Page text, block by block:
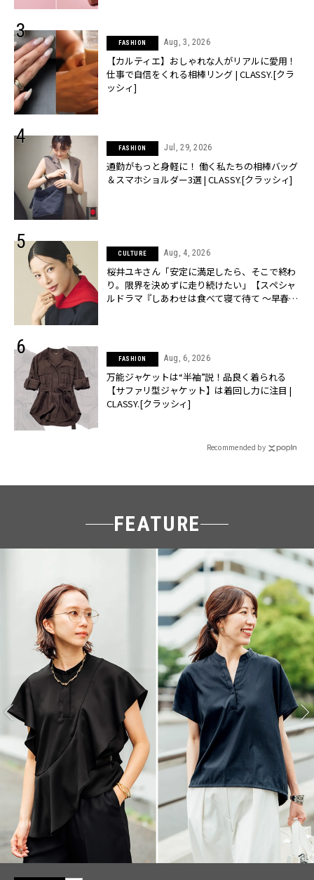
FASHION Aug, 3, 2026
【カルティエ】おしゃれな人がリアルに愛用！
仕事で自信をくれる相棒リング | CLASSY.[クラ
ッシィ]
FASHION Jul, 29, 2026
通勤がもっと身軽に！ 働く私たちの相棒バッグ
＆スマホショルダー3選 | CLASSY.[クラッシィ]
CULTURE Aug, 4, 2026
桜井ユキさん「安定に満足したら、そこで終わ
り。限界を決めずに走り続けたい」【スペシャ
ルドラマ『しあわせは食べて寝て待て ～早春の
FASHION Aug, 6, 2026
万能ジャケットは“半袖”説！品良く着られる
【サファリ型ジャケット】は着回し力に注目 |
CLASSY.[クラッシィ]
Recommended by
FEATURE